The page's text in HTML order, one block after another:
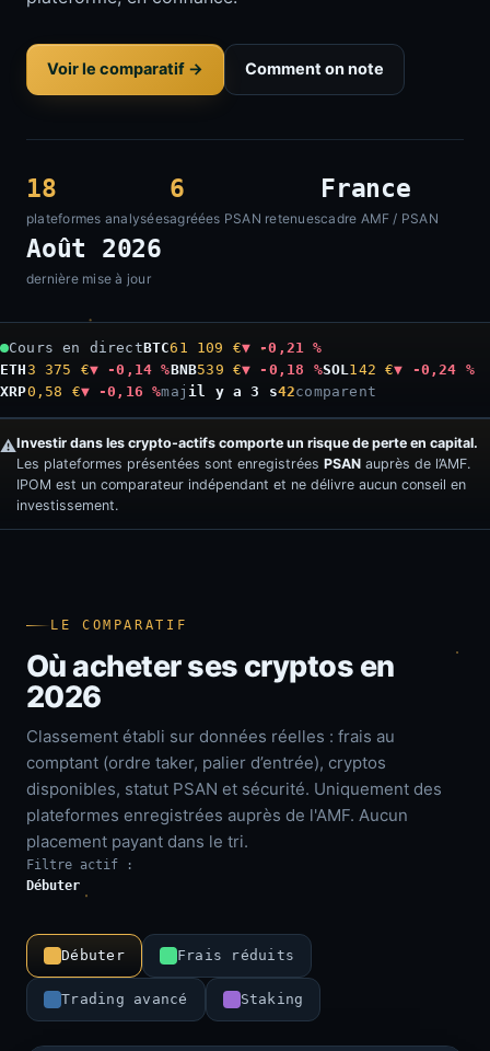
Voir le comparatif → Comment on note
18
plateformes analysées
6
agréées PSAN retenues
France
cadre AMF / PSAN
Août 2026
dernière mise à jour
Cours en directBTC61 109 €▼ -0,21 %
ETH3 375 €▼ -0,14 %BNB539 €▼ -0,18 %SOL142 €▼ -0,24 %
XRP0,58 €▼ -0,16 %maj il y a 4 s42comparent
⚠️Investir dans les crypto-actifs comporte un risque de perte en capital.
Les plateformes présentées sont enregistrées PSAN auprès de l’AMF.
IPOM est un comparateur indépendant et ne délivre aucun conseil en
investissement.
LE COMPARATIF
Où acheter ses cryptos en
2026
Classement établi sur données réelles : frais au
comptant (ordre taker, palier d’entrée), cryptos
disponibles, statut PSAN et sécurité. Uniquement des
plateformes enregistrées auprès de l'AMF. Aucun
placement payant dans le tri.
Filtre actif :
Débuter
Débuter Frais réduits
Trading avancé Staking